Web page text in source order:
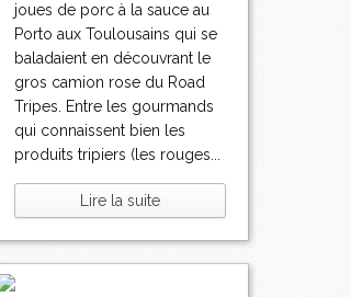
joues de porc à la sauce au
Porto aux Toulousains qui se
baladaient en découvrant le
gros camion rose du Road
Tripes. Entre les gourmands
qui connaissent bien les
produits tripiers (les rouges...
Lire la suite